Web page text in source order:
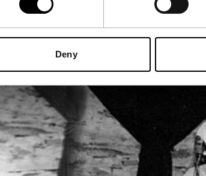
Deny